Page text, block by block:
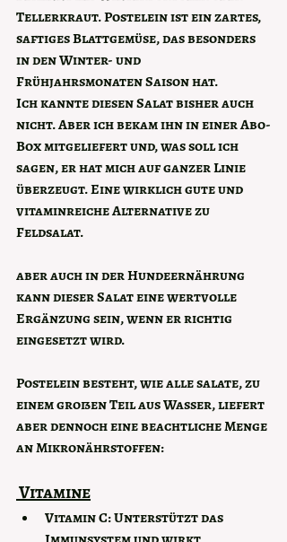
Tellerkraut. Postelein ist ein zartes,
saftiges Blattgemüse, das besonders
in den Winter- und
Frühjahrsmonaten Saison hat.
Ich kannte diesen Salat bisher auch
nicht. Aber ich bekam ihn in einer Abo-
Box mitgeliefert und, was soll ich
sagen, er hat mich auf ganzer Linie
überzeugt. Eine wirklich gute und
vitaminreiche Alternative zu
Feldsalat.
aber auch in der Hundeernährung
kann dieser Salat eine wertvolle
Ergänzung sein, wenn er richtig
eingesetzt wird.
Postelein besteht, wie alle salate, zu
einem großen Teil aus Wasser, liefert
aber dennoch eine beachtliche Menge
an Mikronährstoffen:
Vitamine
Vitamin C: Unterstützt das